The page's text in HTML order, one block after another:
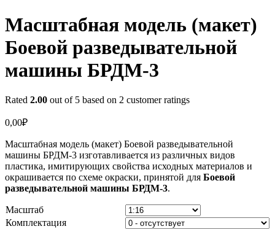
Масштабная модель (макет)
Боевой разведывательной
машины БРДМ-3
Rated 2.00 out of 5 based on 2 customer ratings
0,00₽
Масштабная модель (макет) Боевой разведывательной
машины БРДМ-3 изготавливается из различных видов
пластика, имитирующих свойства исходных материалов и
окрашивается по схеме окраски, принятой для Боевой
разведывательной машины БРДМ-3.
Масштаб
Комплектация